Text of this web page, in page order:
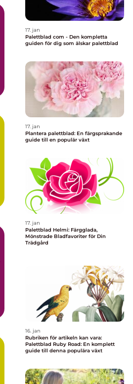
17. jan
Palettblad com - Den kompletta
guiden för dig som älskar palettblad
17. jan
Plantera palettblad: En färgsprakande
guide till en populär växt
17. jan
Palettblad Helmi: Färgglada,
Mönstrade Bladfavoriter för Din
Trädgård
16. jan
Rubriken för artikeln kan vara:
Palettblad Ruby Road: En komplett
guide till denna populära växt